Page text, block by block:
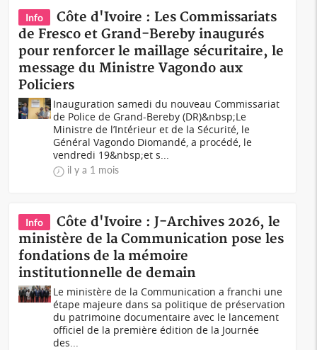
Info
Côte d'Ivoire : Les Commissariats
de Fresco et Grand-Bereby inaugurés
pour renforcer le maillage sécuritaire, le
message du Ministre Vagondo aux
Policiers
Inauguration samedi du nouveau Commissariat
de Police de Grand-Bereby (DR)&nbsp;Le
Ministre de l’Intérieur et de la Sécurité, le
Général Vagondo Diomandé, a procédé, le
vendredi 19&nbsp;et s...
il y a 1 mois
Info
Côte d'Ivoire : J-Archives 2026, le
ministère de la Communication pose les
fondations de la mémoire
institutionnelle de demain
Le ministère de la Communication a franchi une
étape majeure dans sa politique de préservation
du patrimoine documentaire avec le lancement
officiel de la première édition de la Journée
des...